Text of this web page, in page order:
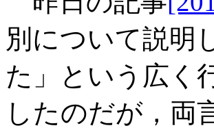
別について説明
た」という広く
したのだが，両